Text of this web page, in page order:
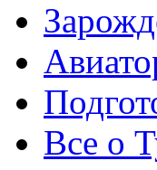
Все о